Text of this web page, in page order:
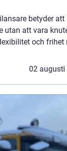
betyder att
utan att vara
och frihet
02 augusti